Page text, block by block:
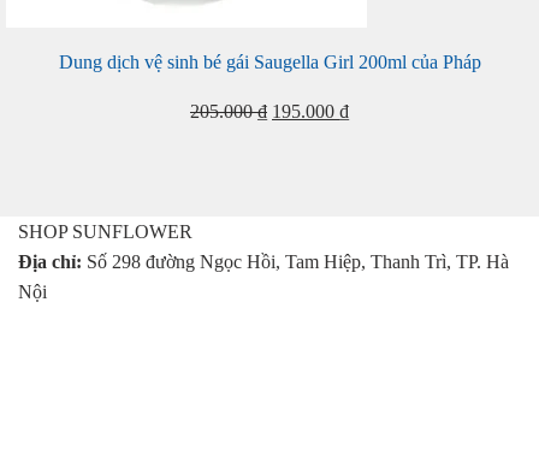
Dung dịch vệ sinh bé gái Saugella Girl 200ml của Pháp
205.000₫ Giá
195.000 ₫Giá
SHOP SUNFLOWER
Địa chỉ: Số 298 đường Ngọc Hồi, Tam Hiệp, Thanh Trì, TP. Hà
Nội